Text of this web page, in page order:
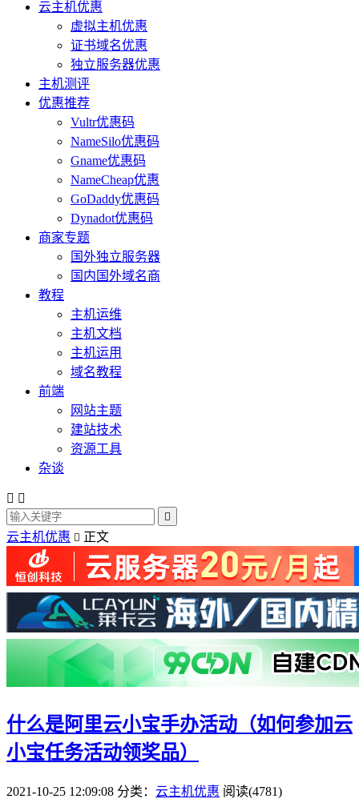
云主机优惠
虚拟主机优惠
证书域名优惠
独立服务器优惠
主机测评
优惠推荐
Vultr优惠码
NameSilo优惠码
Gname优惠码
NameCheap优惠
GoDaddy优惠码
Dynadot优惠码
商家专题
国外独立服务器
国内国外域名商
教程
主机运维
主机文档
主机运用
域名教程
前端
网站主题
建站技术
资源工具
杂谈
 

云主机优惠  正文
什么是阿里云小宝手办活动（如何参加云
小宝任务活动领奖品）
2021-10-25 12:09:08 分类： 云主机优惠 阅读(4781)